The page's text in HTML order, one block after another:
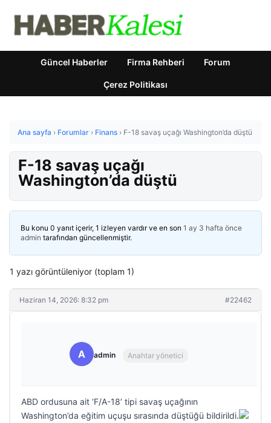
Güncel Haberler Firma Rehberi Forum
Çerez Politikası
Ana sayfa › Forumlar › Finans › F-18 savaş uçağı Washington’da düştü
F-18 savaş uçağı
Washington’da düştü
Bu konu 0 yanıt içerir, 1 izleyen vardır ve en son 1 ay 3 hafta önce
admin tarafından güncellenmiştir.
1 yazı görüntüleniyor (toplam 1)
Haziran 14, 2026: 8:32 pm #22462
A admin Anahtar yönetici
ABD ordusuna ait ‘F/A-18’ tipi savaş uçağının
Washington’da eğitim uçuşu sırasında düştüğü bildirildi.